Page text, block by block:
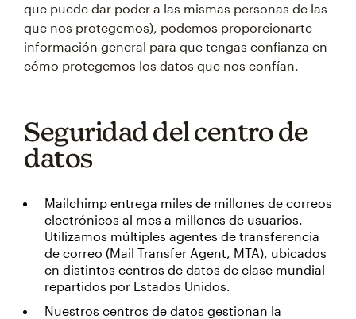
que puede dar poder a las mismas personas de las
que nos protegemos), podemos proporcionarte
información general para que tengas confianza en
cómo protegemos los datos que nos confían.
Seguridad del centro de
datos
Mailchimp entrega miles de millones de correos
electrónicos al mes a millones de usuarios.
Utilizamos múltiples agentes de transferencia
de correo (Mail Transfer Agent, MTA), ubicados
en distintos centros de datos de clase mundial
repartidos por Estados Unidos.
Nuestros centros de datos gestionan la